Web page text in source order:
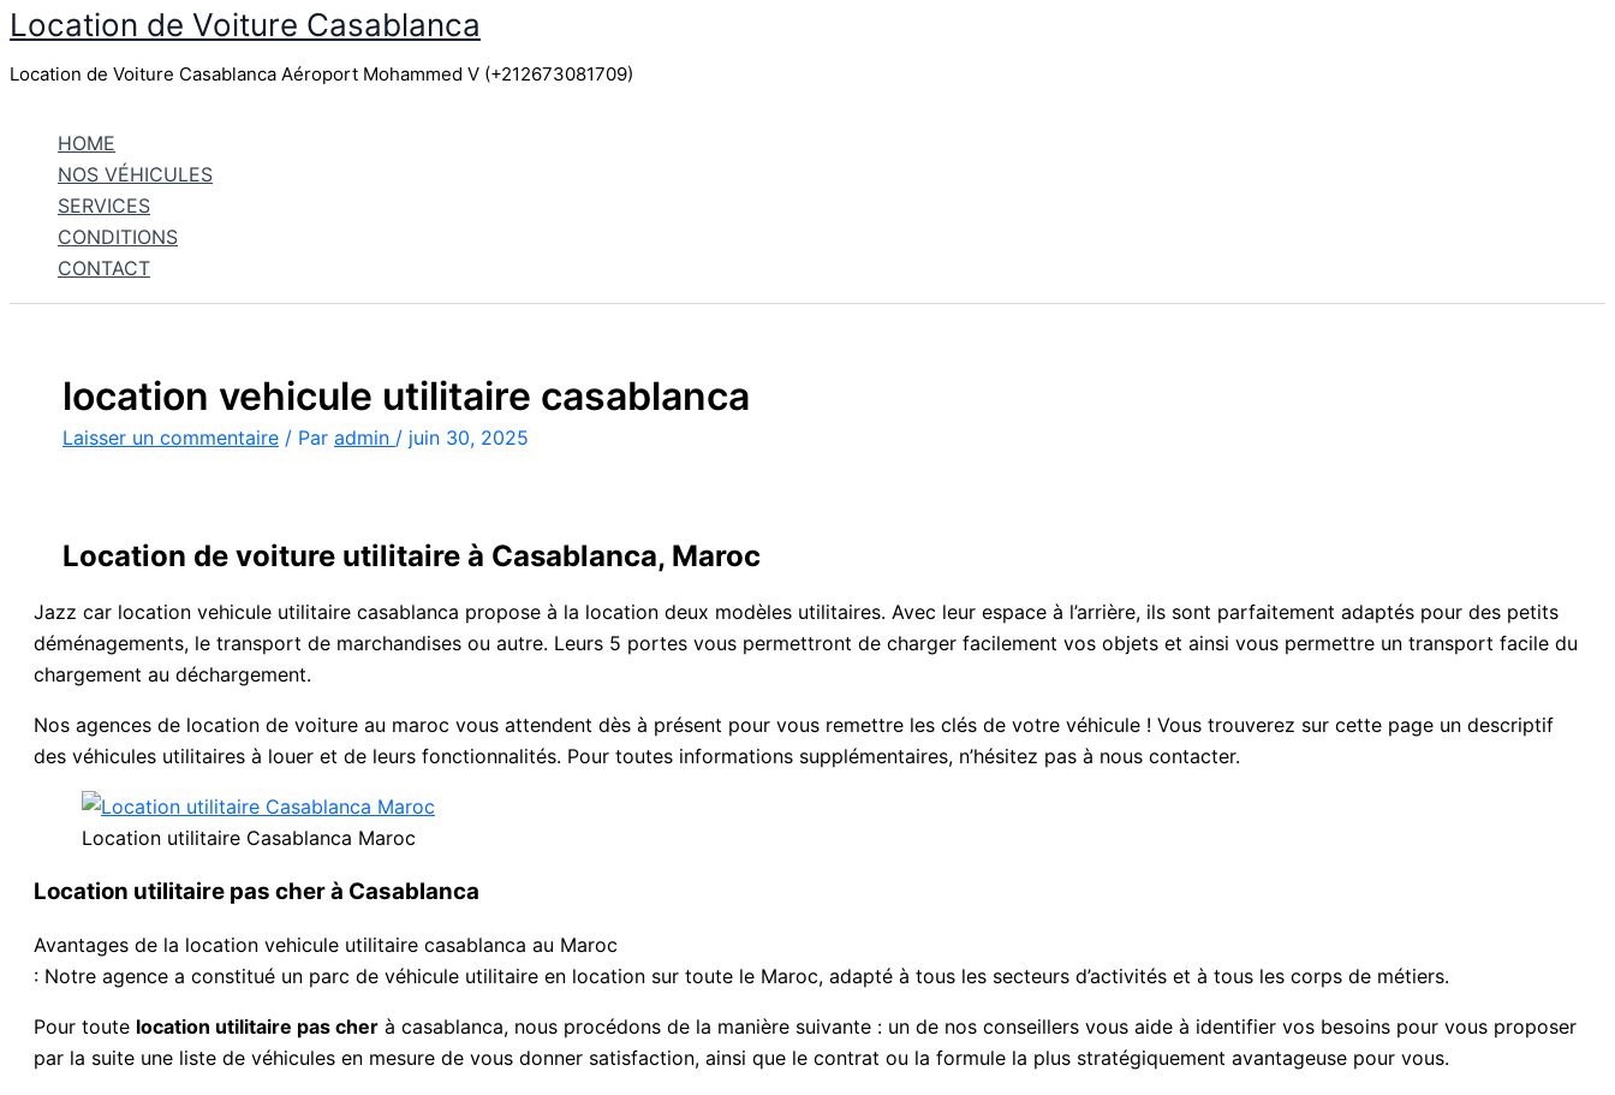
Aller
contenu
Location de Voiture Casablanca
Location de Voiture Casablanca Aéroport Mohammed V (+212673081709)
HOME
NOS VÉHICULES
SERVICES
CONDITIONS
CONTACT
location vehicule utilitaire casablanca
Laisser un commentaire / Par admin / juin 30, 2025
Location de voiture utilitaire à Casablanca, Maroc
Jazz car location vehicule utilitaire casablanca propose à la location deux modèles utilitaires. Avec leur espace à l’arrière, ils sont parfaitement adaptés pour des petits
déménagements, le transport de marchandises ou autre. Leurs 5 portes vous permettront de charger facilement vos objets et ainsi vous permettre un transport facile du
chargement au déchargement.
Nos agences de location de voiture au maroc vous attendent dès à présent pour vous remettre les clés de votre véhicule ! Vous trouverez sur cette page un descriptif
des véhicules utilitaires à louer et de leurs fonctionnalités. Pour toutes informations supplémentaires, n’hésitez pas à nous contacter.
Location utilitaire Casablanca Maroc
Location utilitaire pas cher à Casablanca
Avantages de la location vehicule utilitaire casablanca au Maroc
: Notre agence a constitué un parc de véhicule utilitaire en location sur toute le Maroc, adapté à tous les secteurs d’activités et à tous les corps de métiers.
Pour toute location utilitaire pas cher à casablanca, nous procédons de la manière suivante : un de nos conseillers vous aide à identifier vos besoins pour vous proposer
par la suite une liste de véhicules en mesure de vous donner satisfaction, ainsi que le contrat ou la formule la plus stratégiquement avantageuse pour vous.